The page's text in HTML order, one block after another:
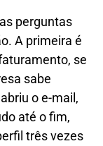
perguntas
A primeira é
se
sabe
o e-mail,
até o fim,
três vezes